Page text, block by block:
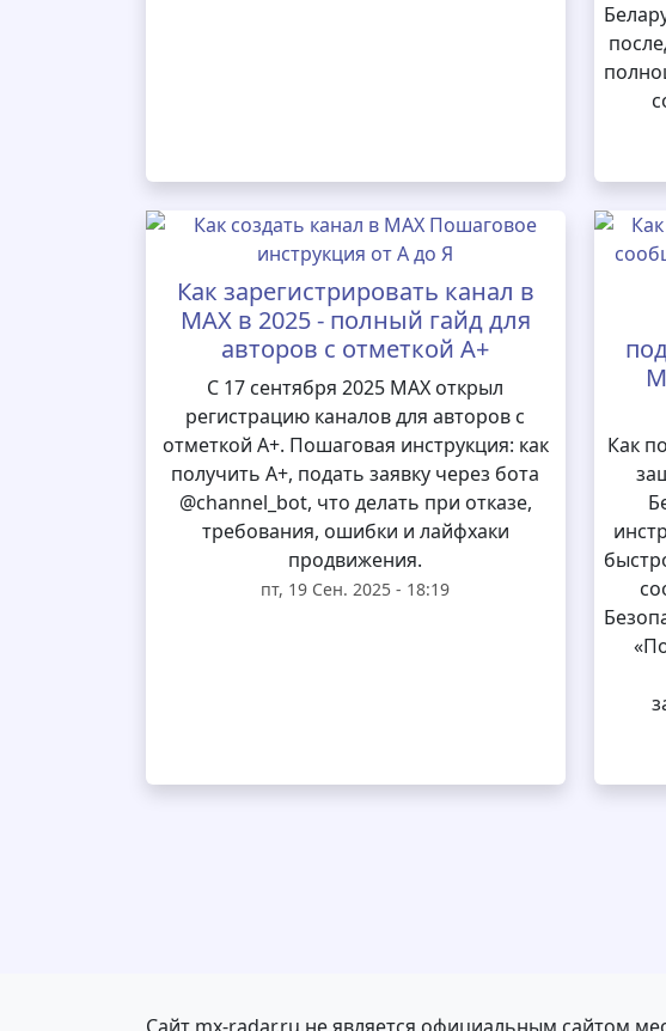
Как зарегистрировать канал в
MAX в 2025 - полный гайд для
авторов с отметкой А+
С 17 сентября 2025 MAX открыл
регистрацию каналов для авторов с
отметкой А+. Пошаговая инструкция: как
получить А+, подать заявку через бота
@channel_bot, что делать при отказе,
требования, ошибки и лайфхаки
продвижения.
пт, 19 Сен. 2025 - 18:19
Как